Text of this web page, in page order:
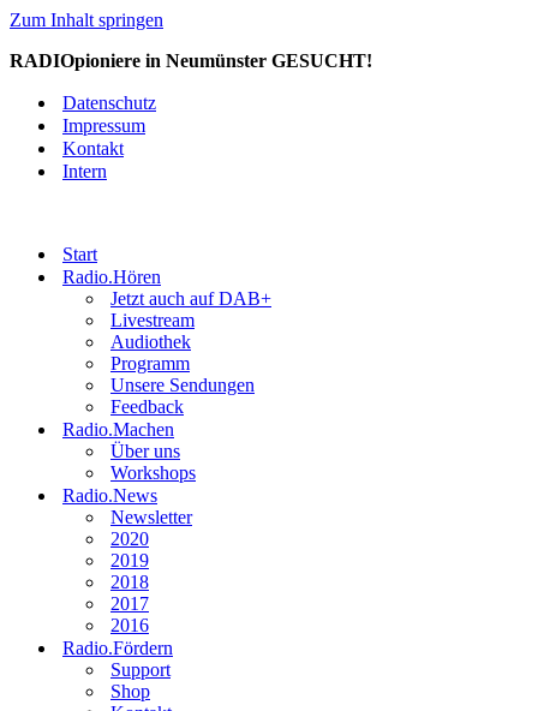
Zum Inhalt springen
RADIOpioniere in Neumünster GESUCHT!
Datenschutz
Impressum
Kontakt
Intern
Start
Radio.Hören
Jetzt auch auf DAB+
Livestream
Audiothek
Programm
Unsere Sendungen
Feedback
Radio.Machen
Über uns
Workshops
Radio.News
Newsletter
2020
2019
2018
2017
2016
Radio.Fördern
Support
Shop